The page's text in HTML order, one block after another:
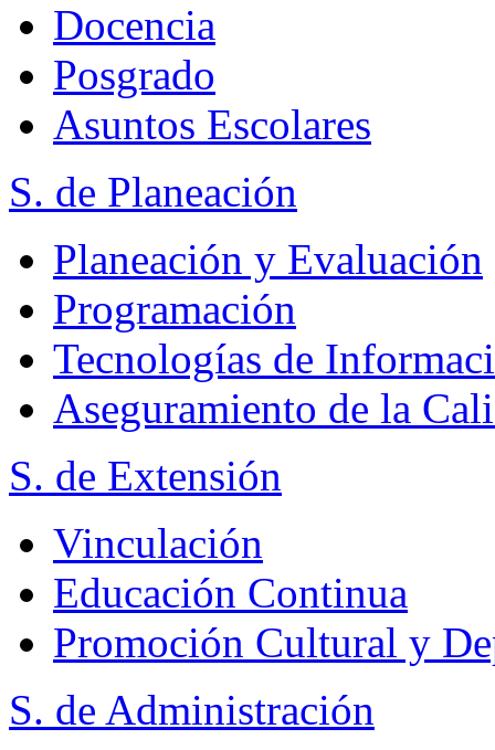
Docencia
Posgrado
Asuntos Escolares
S. de Planeación
Planeación y Evaluación
Programación
Tecnologías de
Aseguramiento de la
S. de Extensión
Vinculación
Educación Continua
Promoción Cultural y
S. de Administración